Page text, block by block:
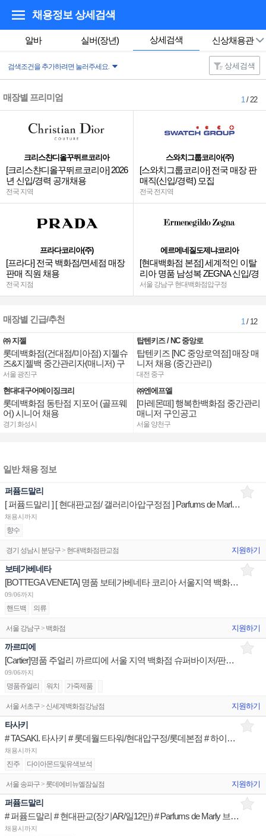
채용정보 상세검색
알바 실버(장년) 상세검색 신상채용관
검색조건을 추가하려면 눌러주세요. 상세검색
매장별 프리미엄 1/ 22
크리스챤디올꾸뛰르코리아
[크리스챤디올꾸뛰르코리아] 2026
년 신입/경력 공개채용
전국 지역
프라다코리아(주)
[프라다] 전국 백화점/면세점 매장
판매 직원 채용
전국 지점
스와치그룹코리아(주)
[스와치그룹코리아] 전국 매장 판
매직(신입/경력) 모집
전국 전지역
에르메네질도제냐코리아
[현대백화점 본점] 세계적인 이탈
리아 명품 남성복 ZEGNA 신입/경
력
서울 강남구 현대백화점압구정
매장별 긴급/추천 1/ 12
㈜ 지젤
롯데백화점(건대점/미아점) 지젤슈
즈&지젤백 중간관리자(매니저) 구
인합니다
서울 광진구
현대대구어메이징크리
롯데백화점 동탄점 지포어 (골프웨
어) 시니어 채용
경기 화성시
탑텐키즈 / NC 중앙로
탑텐키즈 [NC 중앙로역점] 매장 매
니저 채용 (중간관리)
대전 중구
㈜엔에프엘
[마레몬떼] 행복한백화점 중간관리
매니저 구인공고
서울 양천구
일반 채용 정보
퍼퓸드말리
[ 퍼퓸드말리 ] [ 현대판교점/ 갤러리아압구정점 ] Parfums de Marly 스페셜리스트 매장판매사원
채용시까지
향수
경기 성남시 분당구 > 현대백화점판교점 지원하기
보테가베네타
[BOTTEGA VENETA] 명품 보테가베네타 코리아 서울지역 백화점 판매사원 채용
09/06까지
핸드백 의류
서울 강남구 > 백화점 지원하기
까르띠에
[Cartier]명품 주얼리 까르띠에 서울 지역 백화점 슈퍼바이저/판매사원/Admin 채용(리치몬트)
09/06까지
명품쥬얼리 워치 가죽제품
서울 서초구 > 신세계백화점강남점 지원하기
타사키
# TASAKI. 타사키 # 롯데월드타워/현대압구정/롯데본점 # 하이엔드 주얼리 브랜드 Advisior
채용시까지
진주 다이아몬드및유색보석
서울 송파구 > 롯데에비뉴엘잠실점 지원하기
퍼퓸드말리
# 퍼퓸드말리 # 현대판교(장기AR/일12만) # Parfums de Marly 브랜드 Advisior
채용시까지